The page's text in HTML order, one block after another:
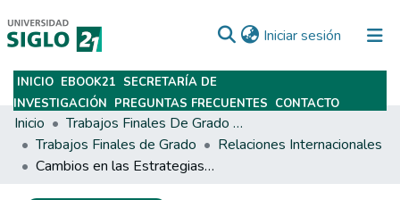
Iniciar sesión (current)
Subir
INICIO EBOOK21 SECRETARÍA DE
INVESTIGACIÓN PREGUNTAS FRECUENTES CONTACTO
Inicio
Trabajos Finales De Grado Y Posgrado
Trabajos Finales de Grado
Relaciones Internacionales
Cambios en las Estrategias de Política Exterior de Argentina respecto al Conflicto de las Papeleras (periodo 2007-2011)